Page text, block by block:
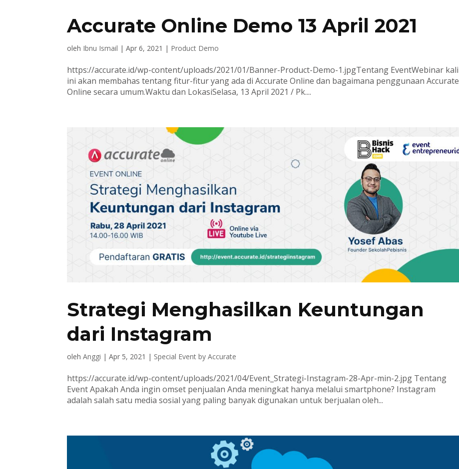
Accurate Online Demo 13 April 2021
oleh Ibnu Ismail |Apr 6, 2021 | Product Demo
https://accurate.id/wp-content/uploads/2021/01/Banner-Product-Demo-1.jpgTentang EventWebinar kali
ini akan membahas tentang fitur-fitur yang ada di Accurate Online dan bagaimana penggunaan Accurate
Online secara umum.Waktu dan LokasiSelasa, 13 April 2021 / Pk....
Strategi Menghasilkan Keuntungan
dari Instagram
olehAnggi |Apr 5, 2021 | Special Event by Accurate
https://accurate.id/wp-content/uploads/2021/04/Event_Strategi-Instagram-28-Apr-min-2.jpg Tentang
Event Apakah Anda ingin omset penjualan Anda meningkat hanya melalui smartphone? Instagram
adalah salah satu media sosial yang paling banyak digunakan untuk berjualan oleh...